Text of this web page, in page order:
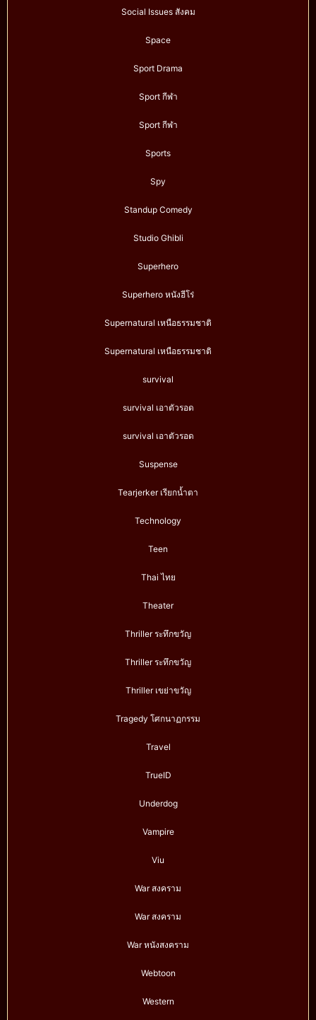
Social Issues สังคม
Space
Sport Drama
Sport กีฬา
Sport กีฬา
Sports
Spy
Standup Comedy
Studio Ghibli
Superhero
Superhero หนังฮีโร่
Supernatural เหนือธรรมชาติ
Supernatural เหนือธรรมชาติ
survival
survival เอาตัวรอด
survival เอาตัวรอด
Suspense
Tearjerker เรียกน้ำตา
Technology
Teen
Thai ไทย
Theater
Thriller ระทึกขวัญ
Thriller ระทึกขวัญ
Thriller เขย่าขวัญ
Tragedy โศกนาฏกรรม
Travel
TrueID
Underdog
Vampire
Viu
War สงคราม
War สงคราม
War หนังสงคราม
Webtoon
Western